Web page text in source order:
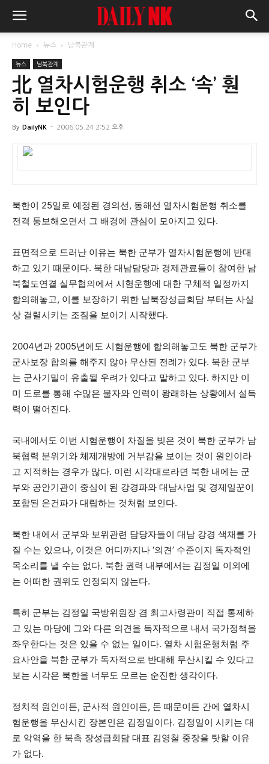
Home 뉴스 남북관계
뉴스 남북관계
北 열차시험운행 취소 ‘속’ 훤
히 보인다
By DailyNK - 2006.05.24 2:52 오후
북한이 25일로 예정된 경의선, 동해선 열차시험운행 취소를
전격 통보해오면서 그 배경에 관심이 모아지고 있다.
표면적으로 드러난 이유는 북한 군부가 열차시험운행에 반대
하고 있기 때문이다. 북한 대남담당과 경제관료들이 참여한 남
북철도연결 실무협의에서 시험운행에 대한 구체적 일정까지
합의해놓고, 이를 보장하기 위한 납북장성급회담 부터는 사실
상 결렬시키는 조짐을 보이기 시작했다.
2004년과 2005년에도 시험운행에 합의해놓고도 북한 군부가
군사보장 합의를 해주지 않아 무산된 전례가 있다. 북한 군부
는 군사기밀이 유출될 우려가 있다고 말하고 있다. 하지만 이
미 도로를 통해 수많은 물자와 인력이 왕래하는 상황에서 설득
력이 떨어진다.
국내에서도 이번 시험운행이 차질을 빚은 것이 북한 군부가 남
북협력 분위기와 체제개방에 거부감을 보이는 것이 원인이라
고 지적하는 경우가 많다. 이런 시각대로라면 북한 내에는 군
부와 공안기관이 중심이 된 강경파와 대남사업 및 경제일꾼이
포함된 온건파가 대립하는 것처럼 보인다.
북한 내에서 군부와 보위관련 담당자들이 대남 강경 색채를 가
질 수는 있으나, 이것은 어디까지나 ‘의견’ 수준이지 독자적인
목소리를 낼 수는 없다. 북한 권력 내부에서는 김정일 이외에
는 어떠한 권위도 인정되지 않는다.
특히 군부는 김정일 국방위원장 겸 최고사령관이 직접 통제하
고 있는 마당에 그와 다른 의견을 독자적으로 내서 국가정책을
좌우한다는 것은 있을 수 없는 일이다. 열차 시험운행처럼 주
요사안을 북한 군부가 독자적으로 반대해 무산시킬 수 있다고
보는 시각은 북한을 너무도 모르는 순진한 생각이다.
정치적 원인이든, 군사적 원인이든, 돈 때문이든 간에 열차시
험운행을 무산시킨 장본인은 김정일이다. 김정일이 시키는 대
로 악역을 한 북측 장성급회담 대표 김영철 중장을 탓할 이유
가 없다.